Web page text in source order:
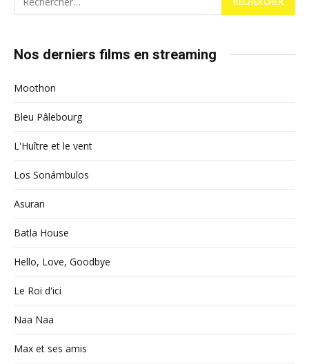
Nos derniers films en streaming
Moothon
Bleu Pâlebourg
L'Huître et le vent
Los Sonámbulos
Asuran
Batla House
Hello, Love, Goodbye
Le Roi d'ici
Naa Naa
Max et ses amis